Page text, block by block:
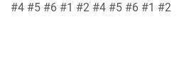
#4 #5 #6 #1 #2 #4 #5 #6 #1 #2